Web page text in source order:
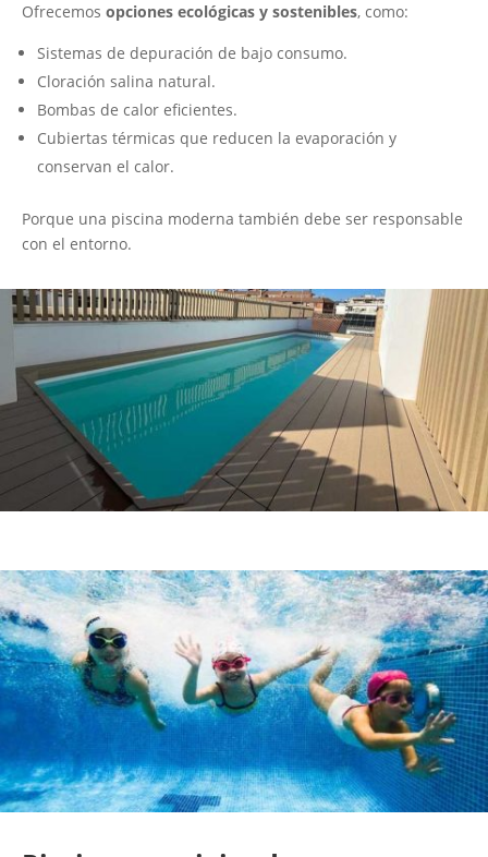
Ofrecemos opciones ecológicas y sostenibles, como:
Sistemas de depuración de bajo consumo.
Cloración salina natural.
Bombas de calor eficientes.
Cubiertas térmicas que reducen la evaporación y
conservan el calor.
Porque una piscina moderna también debe ser responsable
con el entorno.